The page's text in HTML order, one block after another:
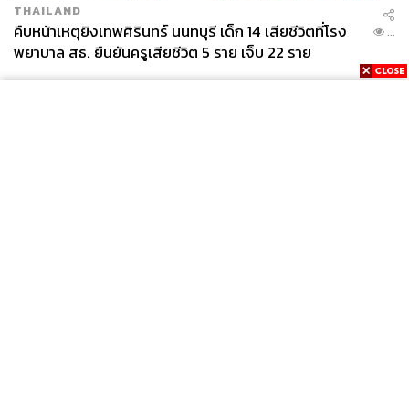
THAILAND
คืบหน้าเหตุยิงเทพศิรินทร์ นนทบุรี เด็ก 14 เสียชีวิตที่โรง
พยาบาล สธ. ยืนยันครูเสียชีวิต 5 ราย เจ็บ 22 ราย
...